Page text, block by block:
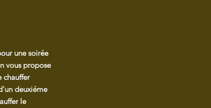
une soirée
vous propose
chauffer
deuxiéme
le